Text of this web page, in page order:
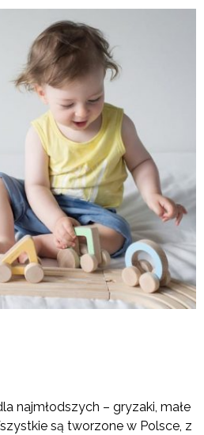
najmłodszych – gryzaki, małe
są tworzone w Polsce, z